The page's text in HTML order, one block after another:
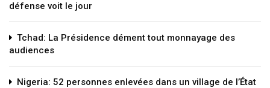
défense voit le jour
Tchad: La Présidence dément tout monnayage des
audiences
Nigeria: 52 personnes enlevées dans un village de l’État